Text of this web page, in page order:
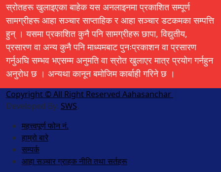
स्रोतहरू खुलाइएका बाहेक यस अनलाइनमा प्रकाशित सम्पूर्ण
सामग्रीहरू आहा सञ्चार साप्ताहिक र आहा सञ्चार डटकमका सम्पत्ति
हुन् । यसमा प्रकाशित कुनै पनि सामग्रीहरू छापा, विद्युतीय,
प्रसारण वा अन्य कुनै पनि माध्यमबाट पुनःप्रकाशन वा प्रसारण
गर्नुअघि सम्भव भएसम्म अनुमति वा स्रोत खुलाएर मात्र प्रयोग गर्नहुन
अनुरोध छ । अन्यथा कानून बमोजिम कार्बाही गरिने छ ।
Copyright © All Right Reserved Aahasanchar |
Developed By: SWS.
महत्त्वपूर्ण फोन नं.
हाम्रो बारे
सम्पर्क
आहा सञ्चार ग्राहक नीति तथा सर्तहरू